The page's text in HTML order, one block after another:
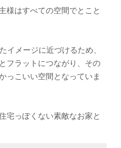
様はすべての空間でとこと
イメージに近づけるため、
フラットにつながり、その
っこいい空間となっていま
宅っぽくない素敵なお家と